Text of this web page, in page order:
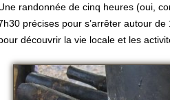
randonnée de cinq heures (oui,
précises pour s’arrêter autour
découvrir la vie locale et les